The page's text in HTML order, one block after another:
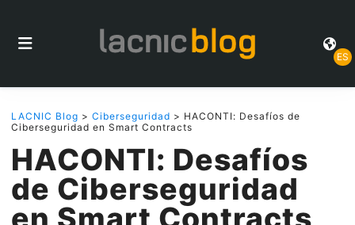
ES
LACNIC Blog > Ciberseguridad > HACONTI: Desafíos de
Ciberseguridad en Smart Contracts
HACONTI: Desafíos
de Ciberseguridad